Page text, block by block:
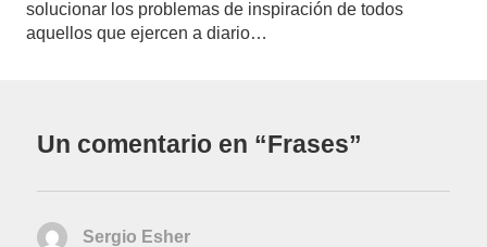
solucionar los problemas de inspiración de todos
aquellos que ejercen a diario…
Un comentario en “Frases”
Sergio Esher